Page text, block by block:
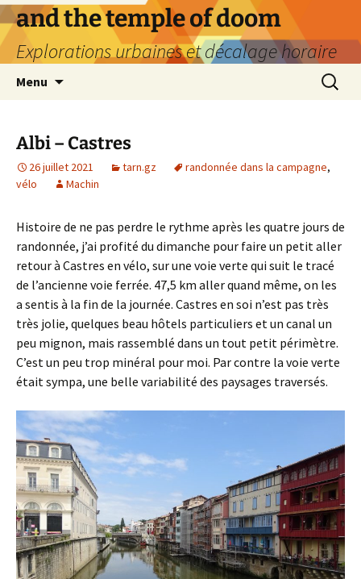
Aller
au
contenu
and the temple of doom
Explorations urbaines et décalage horaire
Menu
Albi – Castres
26 juillet 2021 tarn.gz randonnée dans la campagne,
vélo
Machin
Histoire de ne pas perdre le rythme après les quatre jours de
randonnée, j’ai profité du dimanche pour faire un petit aller
retour à Castres en vélo, sur une voie verte qui suit le tracé
de l’ancienne voie ferrée. 47,5 km aller quand même, on les
a sentis à la fin de la journée. Castres en soi n’est pas très
très jolie, quelques beau hôtels particuliers et un canal un
peu mignon, mais rassemblé dans un tout petit périmètre.
C’est un peu trop minéral pour moi. Par contre la voie verte
était sympa, une belle variabilité des paysages traversés.